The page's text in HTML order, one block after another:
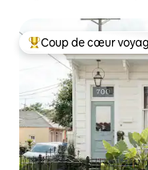
Coups de cœur
Coup de cœur